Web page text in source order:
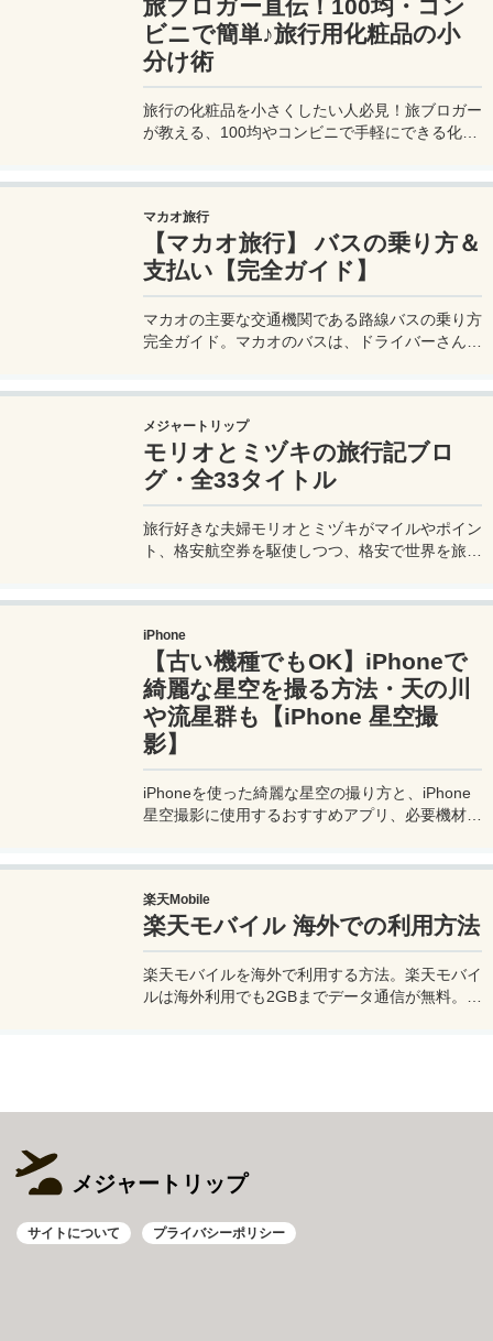
旅ブロガー直伝！100均・コン
ビニで簡単♪旅行用化粧品の小
分け術
旅行の化粧品を小さくしたい人必見！旅ブロガー
が教える、100均やコンビニで手軽にできる化粧
マカオ旅行
【マカオ旅行】 バスの乗り方＆
支払い【完全ガイド】
マカオの主要な交通機関である路線バスの乗り方
完全ガイド。マカオのバスは、ドライバーさんも
法を知って、現地での移動に備えよう。
メジャートリップ
モリオとミヅキの旅行記ブロ
グ・全33タイトル
旅行好きな夫婦モリオとミヅキがマイルやポイン
ト、格安航空券を駆使しつつ、格安で世界を旅す
便利な情報、かかった費用など様々な情報をお届
け！夫婦喧嘩あり、ホロッと涙することもあり、
中年夫婦の等身大旅行記ブログ。
iPhone
【古い機種でもOK】iPhoneで
綺麗な星空を撮る方法・天の川
や流星群も【iPhone 星空撮
影】
iPhoneを使った綺麗な星空の撮り方と、iPhone
星空撮影に使用するおすすめアプリ、必要機材な
ば流星群の流れ星も撮影可能なので、iPhoneで
綺麗な星空撮影をしたいときはチャレンジしてみ
よう。
楽天Mobile
楽天モバイル 海外での利用方法
楽天モバイルを海外で利用する方法。楽天モバイ
ルは海外利用でも2GBまでデータ通信が無料。ま
メジャートリップ
サイトについて プライバシーポリシー